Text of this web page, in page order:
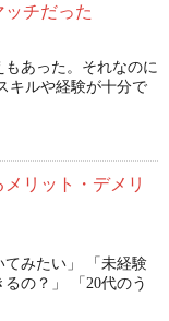
チだった
もあった。それなのに
キルや経験が十分で
リット・デメリ
てみたい」 「未経験
の？」 「20代のう